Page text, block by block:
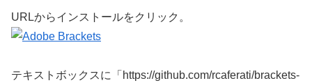
URLからインストールをクリック。
テキストボックスに「https://github.com/rcaferati/brackets-